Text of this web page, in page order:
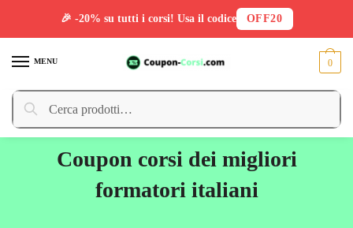
MENU
Cerca:
Cerca
0
Coupon corsi dei migliori
formatori italiani
🎉 -20% su tutti i corsi! Usa il codice OFF20